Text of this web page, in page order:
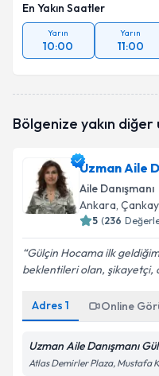
En Yakın Saatler
Yarın
10:00
Yarın
11:00
Bölgenize yakın
Uzman Aile
Aile Danışmanı
Ankara,
5 (236
Gülçin Hocama ilk
beklentileri olan, şikayetçi,
Adres 1 Online
Uzman Aile Danışmanı
Atlas Demirler Plaza, Mustafa